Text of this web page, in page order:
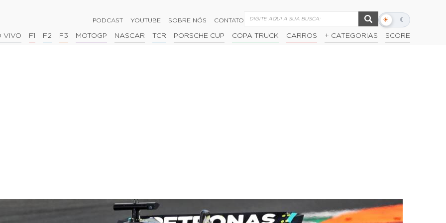
PODCAST YOUTUBE SOBRE NÓS CONTATO ☀ ☾
Alternar
escuro
VIVO F1 F2 F3 MOTOGP NASCAR TCR PORSCHE CUP COPA TRUCK CARROS + CATEGORIAS SCORE